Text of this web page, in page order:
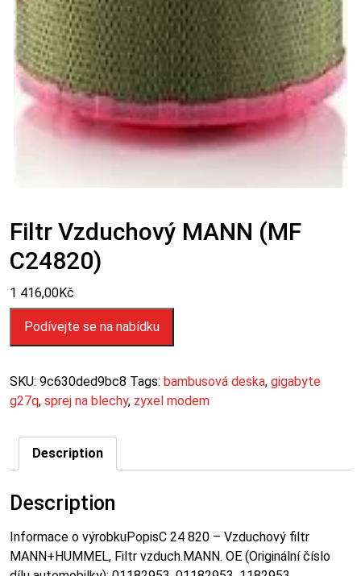
Filtr Vzduchový MANN (MF
C24820)
1 416,00Kč
Podívejte se na nabídku
SKU: 9c630ded9bc8 Tags: bambusová deska, gigabyte
g27q, sprej na blechy, zyxel modem
Description
Description
Informace o výrobkuPopisC 24 820 – Vzduchový filtr
MANN+HUMMEL, Filtr vzduch.MANN. OE (Originální číslo